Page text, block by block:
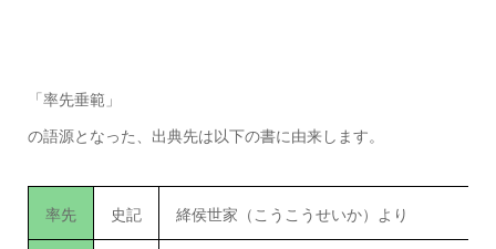
「率先垂範」
の語源となった、出典先は以下の書に由来します。
率先 史記 絳侯世家（こうこうせいか）より